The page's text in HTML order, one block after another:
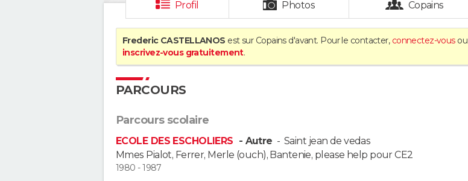
Profil Photos Copains
Frederic CASTELLANOS est sur Copains d'avant. Pour le contacter, connectez-vousou
inscrivez-vous gratuitement.
PARCOURS
Parcours scolaire
ECOLE DES ESCHOLIERS - Autre - Saint jean de vedas
Mmes Pialot, Ferrer, Merle (ouch), Bantenie, please help pour CE2
1980 - 1987